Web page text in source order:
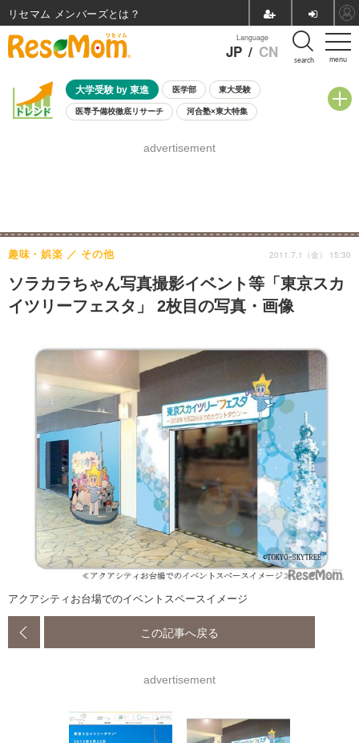
menu
Language
JP / CN search
大学受験 by 東進 医学部 東大受験
医専予備校徹底リサーチ 河合塾×東大特集
8月開催学校説明会・相談会
advertisement
ソラカラちゃん写真撮影イベント等「東京スカ
イツリーフェスタ」 2枚目の写真・画像
趣味・娯楽 その他 2011.7.1（金） 15:30
アクアシティお台場でのイベントスペースイメージ
この記事へ戻る
advertisement
リセマム メンバーズ